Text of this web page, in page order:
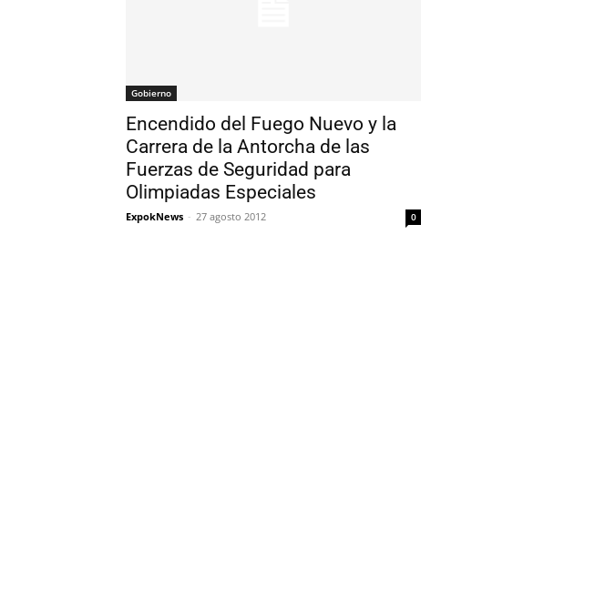
Gobierno
Encendido del Fuego Nuevo y la
Carrera de la Antorcha de las
Fuerzas de Seguridad para
Olimpiadas Especiales
ExpokNews - 27 agosto 2012 0